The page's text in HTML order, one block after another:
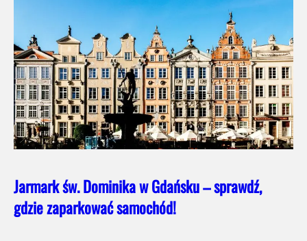
Jarmark św. Dominika w Gdańsku – sprawdź,
gdzie zaparkować samochód!